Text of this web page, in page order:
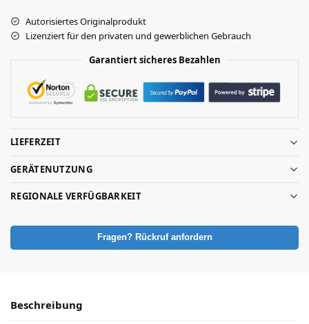
Autorisiertes Originalprodukt
Lizenziert für den privaten und gewerblichen Gebrauch
Garantiert sicheres Bezahlen
LIEFERZEIT
GERÄTENUTZUNG
REGIONALE VERFÜGBARKEIT
Fragen? Rückruf anfordern
Beschreibung